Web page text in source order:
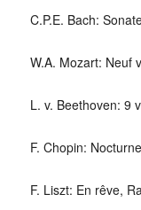
C.P.E. Bach:
W.A. Mozart: Neuf
L. v. Beethoven: 9
F. Chopin:
F. Liszt: En rêve,